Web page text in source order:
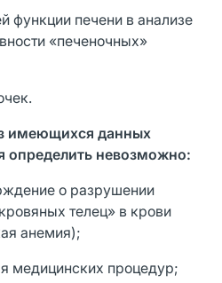
функции печени в анализе
«печеночных»
имеющихся данных
определить невозможно:
о разрушении
телец» в крови
анемия);
медицинских процедур;